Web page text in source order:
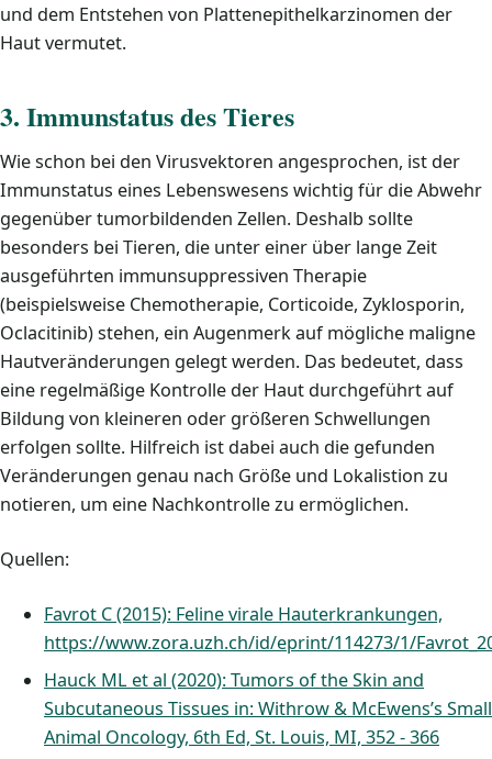
und dem Entstehen von Plattenepithelkarzinomen der
Haut vermutet.
3. Immunstatus des Tieres
Wie schon bei den Virusvektoren angesprochen, ist der
Immunstatus eines Lebenswesens wichtig für die Abwehr
gegenüber tumorbildenden Zellen. Deshalb sollte
besonders bei Tieren, die unter einer über lange Zeit
ausgeführten immunsuppressiven Therapie
(beispielsweise Chemotherapie, Corticoide, Zyklosporin,
Oclacitinib) stehen, ein Augenmerk auf mögliche maligne
Hautveränderungen gelegt werden. Das bedeutet, dass
eine regelmäßige Kontrolle der Haut durchgeführt auf
Bildung von kleineren oder größeren Schwellungen
erfolgen sollte. Hilfreich ist dabei auch die gefunden
Veränderungen genau nach Größe und Lokalistion zu
notieren, um eine Nachkontrolle zu ermöglichen.
Quellen:
Favrot C (2015): Feline virale Hauterkrankungen,
https://www.zora.uzh.ch/id/eprint/114273/1/
Hauck ML et al (2020): Tumors of the Skin and
Subcutaneous Tissues in: Withrow & McEwens’s Small
Animal Oncology, 6th Ed, St. Louis, MI, 352 - 366